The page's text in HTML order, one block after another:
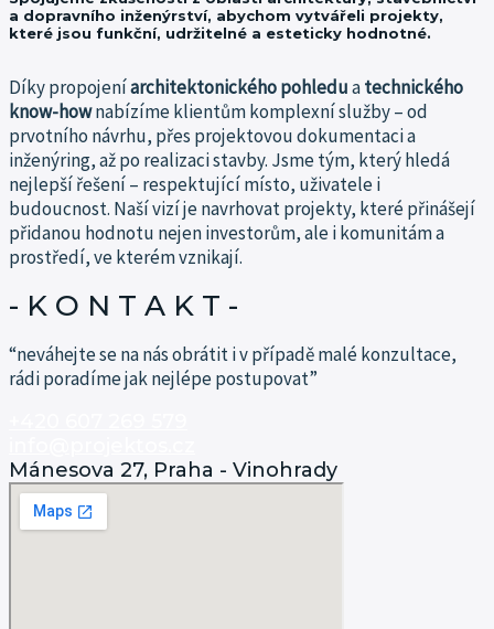
a dopravního inženýrství, abychom vytvářeli projekty,
které jsou funkční, udržitelné a esteticky hodnotné.
Díky propojeníarchitektonického pohleduatechnického
know-hownabízíme klientům komplexní služby – od
prvotního návrhu, přes projektovou dokumentaci a
inženýring, až po realizaci stavby. Jsme tým, který hledá
nejlepší řešení – respektující místo, uživatele i
budoucnost. Naší vizí je navrhovat projekty, které přinášejí
přidanou hodnotu nejen investorům, ale i komunitám a
prostředí, ve kterém vznikají.
- K O N T A K T -​
“neváhejte se na nás obrátit i v případě malé konzultace,
rádi poradíme jak nejlépe postupovat”
Mánesova 27, Praha - Vinohrady